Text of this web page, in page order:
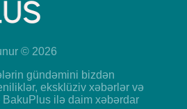
© 2026
gündəmini bizdən
eksklüziv xəbərlər və
BakuPlus ilə daim xəbərdar